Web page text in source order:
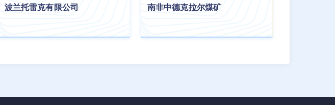
波兰托雷克有限公司 南非中德克拉尔煤矿